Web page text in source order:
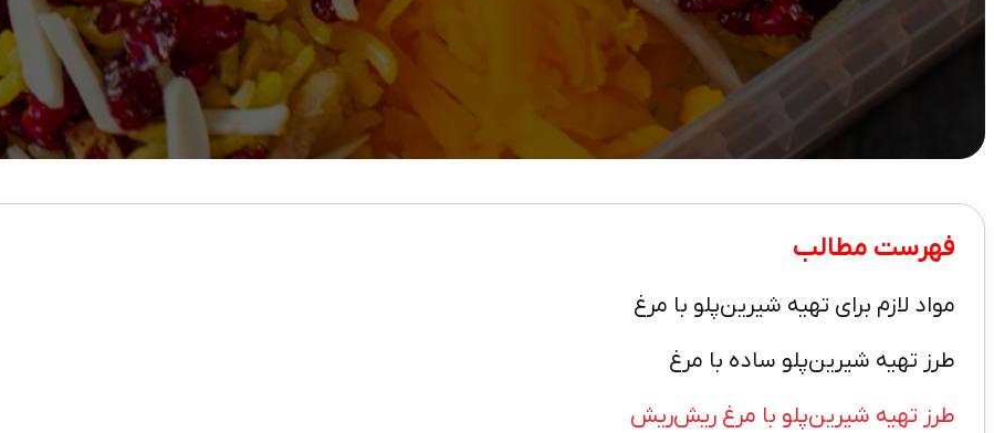
فهرست مطالب
مواد لازم برای تهیه شیرین‌پلو با مرغ
طرز تهیه شیرین‌پلو ساده با مرغ
طرز تهیه شیرین‌پلو با مرغ ریش‌ریش